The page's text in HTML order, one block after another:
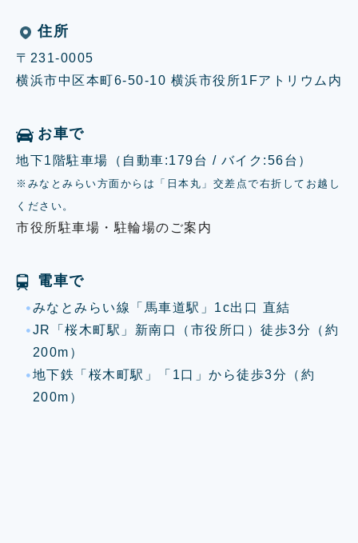
住所
〒231-0005
横浜市中区本町6-50-10 横浜市役所1Fアトリウム内
お車で
地下1階駐車場（自動車:179台 / バイク:56台）
※みなとみらい方面からは「日本丸」交差点で右折してお越し
ください。
市役所駐車場・駐輪場のご案内
電車で
みなとみらい線「馬車道駅」1c出口 直結
JR「桜木町駅」新南口（市役所口）徒歩3分（約
200m）
地下鉄「桜木町駅」「1口」から徒歩3分（約
200m）